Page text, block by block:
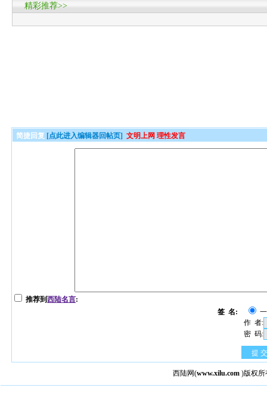
精彩推荐>>
简捷回复 [点此进入编辑器回帖页] 文明上网 理性发言
推荐到西陆名言:
签 名:
作 者:
密 码:
提 交
西陆网(www.xilu.com )版权